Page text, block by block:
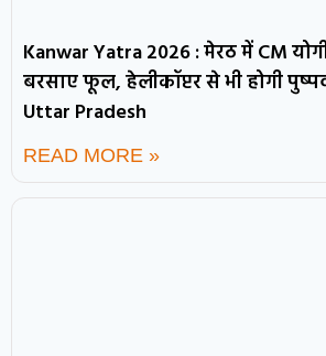
Kanwar Yatra 2026 : मेरठ में CM
बरसाए फूल, हेलीकॉप्टर से भी होगी
Uttar Pradesh
READ MORE »